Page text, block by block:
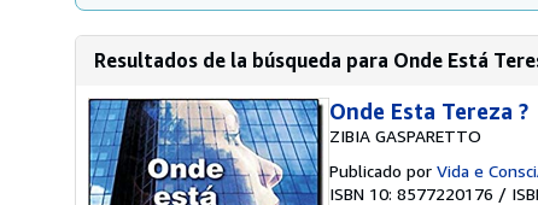
Resultados de la búsqueda para Onde Está
Onde Esta Tereza ?
ZIBIA GASPARETTO
Publicado por Vida e
ISBN 10: 8577220176 /